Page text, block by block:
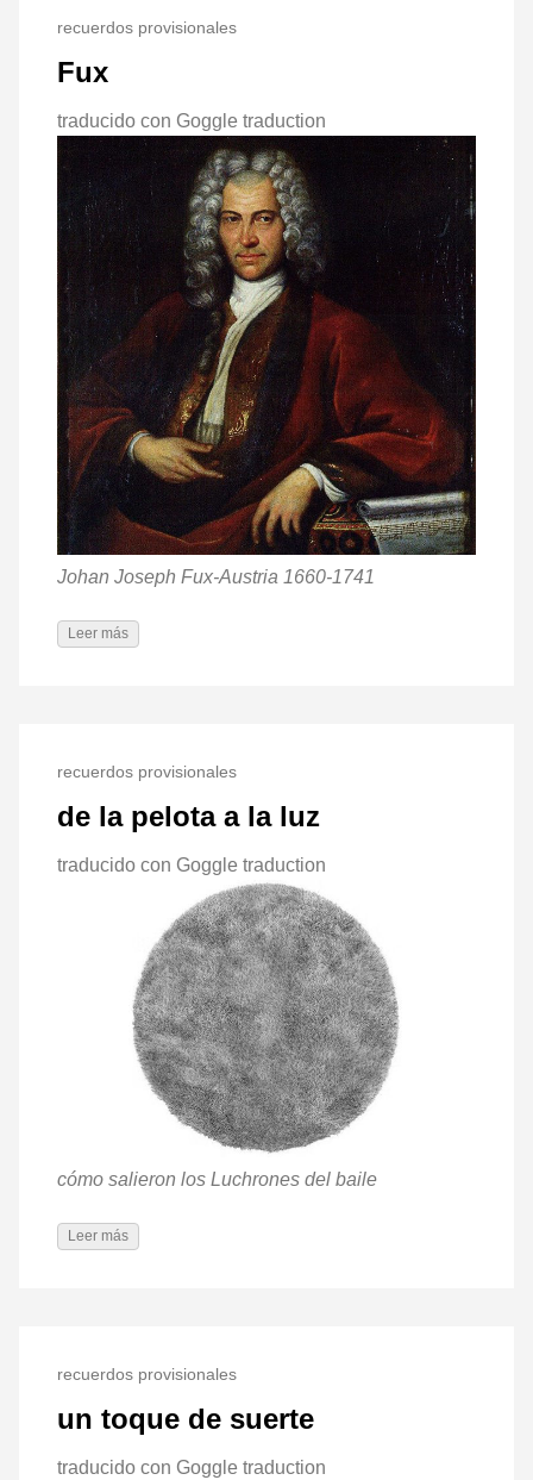
recuerdos provisionales
Fux
traducido con Goggle traduction
Johan Joseph Fux-Austria 1660-1741
Leer más
recuerdos provisionales
de la pelota a la luz
traducido con Goggle traduction
cómo salieron los Luchrones del baile
Leer más
recuerdos provisionales
un toque de suerte
traducido con Goggle traduction